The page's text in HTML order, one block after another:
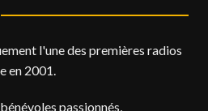
l'une des premières radios
en 2001.
passionnés,